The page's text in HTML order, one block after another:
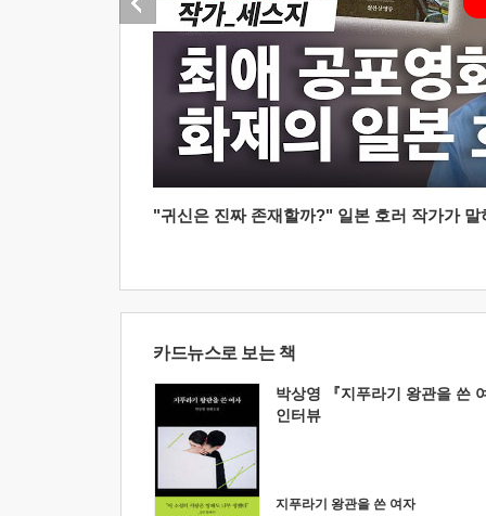
"귀신은 진짜 존재할까?" 일본 호러 작가가
카드뉴스로 보는 책
박상영 『지푸라기 왕관을 쓴
인터뷰
지푸라기 왕관을 쓴 여자